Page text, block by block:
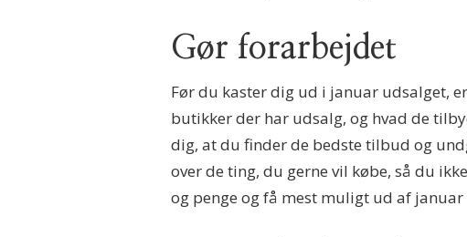
Gør forarbejdet
Før du kaster dig ud i januar udsalget,
butikker der har udsalg, og hvad de
dig, at du finder de bedste tilbud og
over de ting, du gerne vil købe, så du
og penge og få mest muligt ud af